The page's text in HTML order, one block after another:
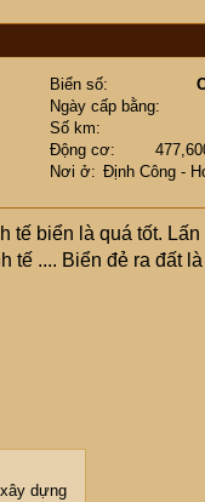
Biển số
Ngày cấp bằng
Số km
Động cơ
Nơi ở
Định Công -
tế biển là quá tốt. Lấn
tế .... Biển đẻ ra đất
dựng